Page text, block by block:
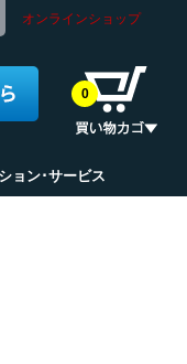
オンラインショップ
0
ョン･サービス